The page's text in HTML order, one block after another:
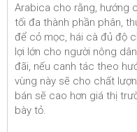
Arabica cho rằng, hướng
tối đa thành phần phân,
để cỏ mọc, hái cà đủ độ
lợi lớn cho người nông
đãi, nếu canh tác theo
vùng này sẽ cho chất
bán sẽ cao hơn giá thị
bày tỏ.